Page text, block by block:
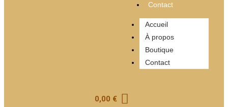
Contact
Accueil
À propos
Boutique
Contact
0,00 €